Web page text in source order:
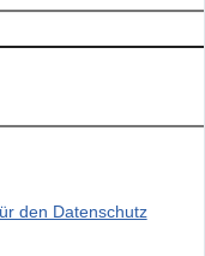
den Datenschutz